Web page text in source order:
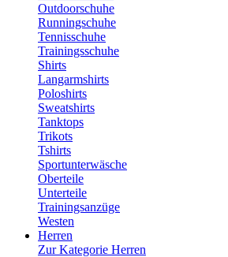
Outdoorschuhe
Runningschuhe
Tennisschuhe
Trainingsschuhe
Shirts
Langarmshirts
Poloshirts
Sweatshirts
Tanktops
Trikots
Tshirts
Sportunterwäsche
Oberteile
Unterteile
Trainingsanzüge
Westen
Herren
Zur Kategorie Herren